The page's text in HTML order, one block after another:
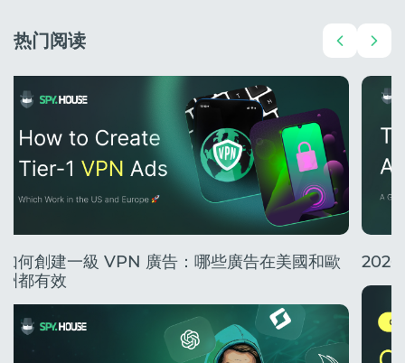
热门阅读
如何創建一級 VPN 廣告：哪些廣告在美國和歐
洲都有效
2026